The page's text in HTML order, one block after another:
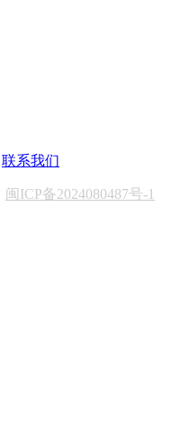
联系我们
闽ICP备2024080487号-1